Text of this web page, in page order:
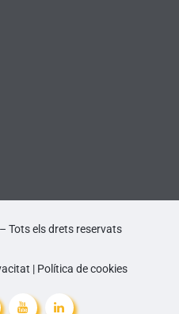
Tots els drets reservats
| Política de cookies